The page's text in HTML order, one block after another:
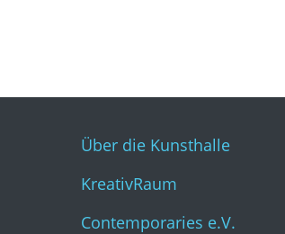
Über die Kunsthalle
KreativRaum
Contemporaries e.V.